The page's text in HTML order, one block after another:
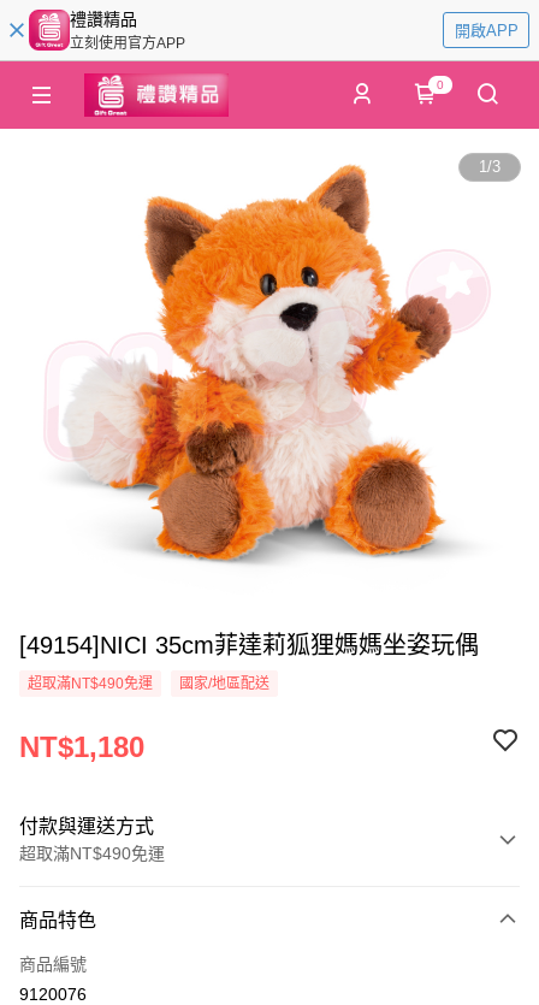
禮讚精品
立刻使用官方APP
開啟APP
0
1/3
[49154]NICI 35cm菲達莉狐狸媽媽坐姿玩偶
超取滿NT$490免運 國家/地區配送
NT$1,180
付款與運送方式
超取滿NT$490免運
信用卡一次付款
超商取貨付款
商品特色
商品編號
9120076